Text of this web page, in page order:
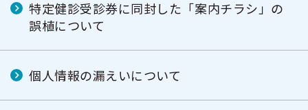
ー
特定健診受診券に同封した「案内チラシ」の
誤植について
個人情報の漏えいについて